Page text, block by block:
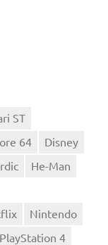
ST
64
Disney
He-Man
Nintendo
PlayStation 4